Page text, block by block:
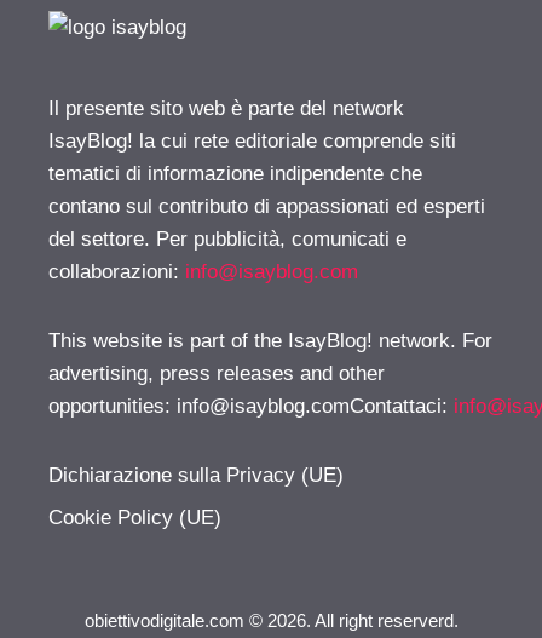
Il presente sito web è parte del network
IsayBlog! la cui rete editoriale comprende siti
tematici di informazione indipendente che
contano sul contributo di appassionati ed esperti
del settore. Per pubblicità, comunicati e
collaborazioni: info@isayblog.com
This website is part of the IsayBlog! network. For
advertising, press releases and other
opportunities: info@isayblog.comContattaci:
Dichiarazione sulla Privacy (UE)
Cookie Policy (UE)
obiettivodigitale.com © 2026. All right reserverd.